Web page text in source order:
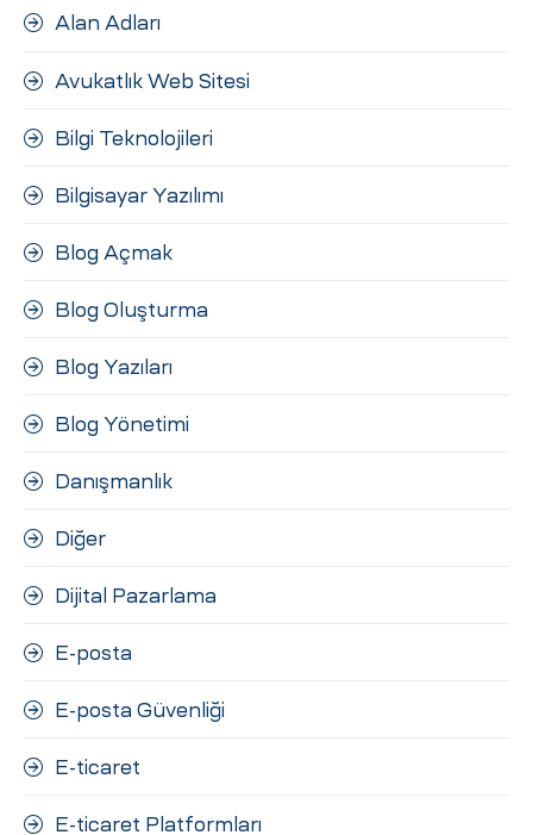
Alan Adları
Avukatlık Web Sitesi
Bilgi Teknolojileri
Bilgisayar Yazılımı
Blog Açmak
Blog Oluşturma
Blog Yazıları
Blog Yönetimi
Danışmanlık
Diğer
Dijital Pazarlama
E-posta
E-posta Güvenliği
E-ticaret
E-ticaret Platformları